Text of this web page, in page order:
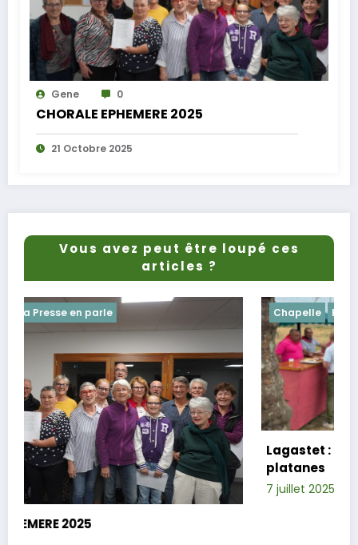
Gene 0
CHORALE EPHEMERE 2025
21 Octobre 2025
Vous avez peut être loupé ces
articles ?
Chapelle
Lagastet : le repas champêtre réussi
platanes
7 juillet 2025 Xavier D.